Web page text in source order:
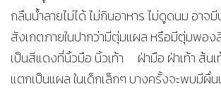
กลืนน้ำลายไม่ได้ ไม่กินอาหาร ไม่ดูดนม อาจมี
สังเกตภายในปากว่ามีตุ่มแผล หรือมีตุ่มพอง
เป็นสีแดงที่นิ้วมือ นิ้วเท้า ฝ่ามือ ฝ่าเท้า ส้นเ
แตกเป็นแผล ในเด็กเล็กๆ บางครั้งจะพบมีผื่